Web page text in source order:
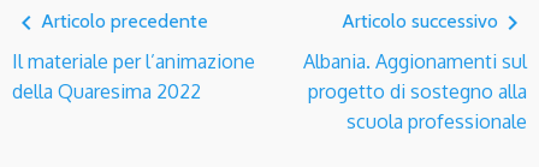
navigate_before Articolo precedente
Il materiale per l’animazione
della Quaresima 2022
Articolo successivo navigate_next
Albania. Aggionamenti sul
progetto di sostegno alla
scuola professionale